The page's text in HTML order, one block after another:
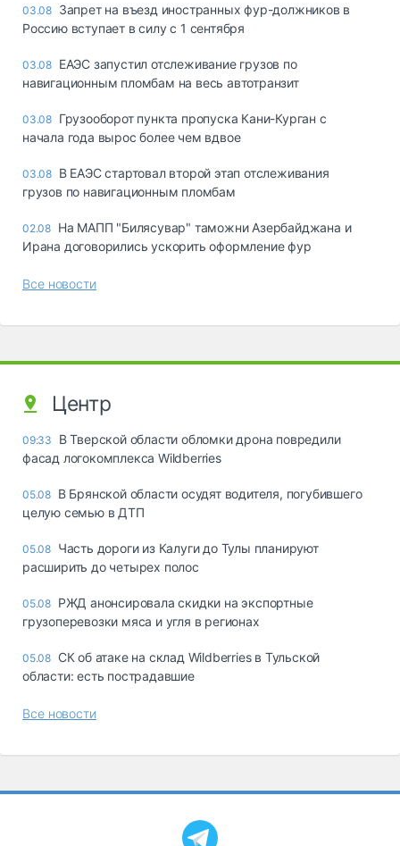
03.08 Запрет на въезд иностранных фур-должников в
Россию вступает в силу с 1 сентября
03.08 ЕАЭС запустил отслеживание грузов по
навигационным пломбам на весь автотранзит
03.08 Грузооборот пункта пропуска Кани-Курган с
начала года вырос более чем вдвое
03.08 В ЕАЭС стартовал второй этап отслеживания
грузов по навигационным пломбам
02.08 На МАПП "Билясувар" таможни Азербайджана и
Ирана договорились ускорить оформление фур
Все новости
Центр
09:33
В Тверской области обломки дрона повредили
фасад логокомплекса Wildberries
05.08 В Брянской области осудят водителя, погубившего
целую семью в ДТП
05.08 Часть дороги из Калуги до Тулы планируют
расширить до четырех полос
05.08 РЖД анонсировала скидки на экспортные
грузоперевозки мяса и угля в регионах
05.08 СК об атаке на склад Wildberries в Тульской
области: есть пострадавшие
Все новости